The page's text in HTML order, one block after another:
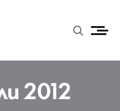
2012